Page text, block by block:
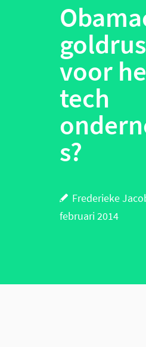
voor
tech
s?
Frederieke
februari 2014